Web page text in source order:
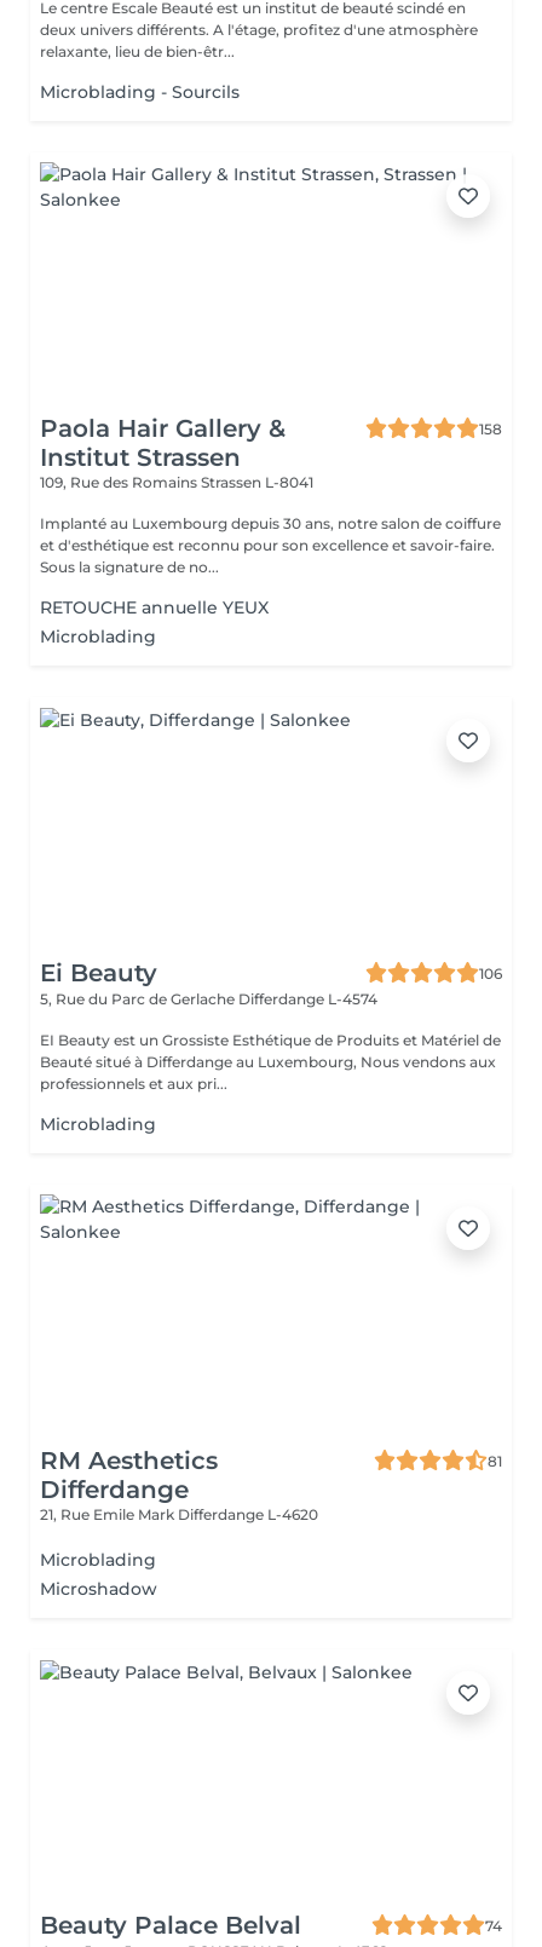
Le centre Escale Beauté est un institut de beauté scindé en
deux univers différents. A l'étage, profitez d'une atmosphère
relaxante, lieu de bien-êtr...
Microblading - Sourcils
Paola Hair Gallery &
Institut Strassen
158
109, Rue des Romains Strassen L-8041
Implanté au Luxembourg depuis 30 ans, notre salon de coiffure
et d'esthétique est reconnu pour son excellence et savoir-faire.
Sous la signature de no...
RETOUCHE annuelle YEUX
Microblading
Ei Beauty
106
5, Rue du Parc de Gerlache Differdange L-4574
EI Beauty est un Grossiste Esthétique de Produits et Matériel de
Beauté situé à Differdange au Luxembourg, Nous vendons aux
professionnels et aux pri...
Microblading
RM Aesthetics
Differdange
81
21, Rue Emile Mark Differdange L-4620
Microblading
Microshadow
Beauty Palace Belval
74